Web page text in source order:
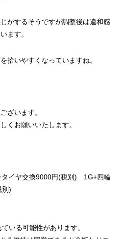
がするそうですが調整後は違和感
ます。
拾いやすくなっていますね。
ざいます。
くお願いいたします。
イヤ交換9000円(税別) 1G+四輪
別)
いる可能性があります。